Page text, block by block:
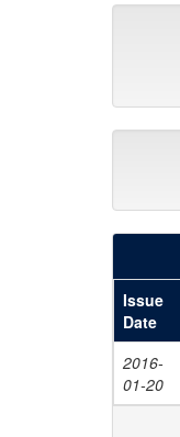
Issue
Date
2016-
01-20